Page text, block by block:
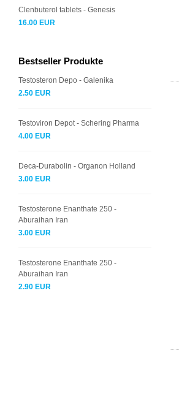
Clenbuterol tablets - Genesis
16.00 EUR
Bestseller Produkte
Testosteron Depo - Galenika
2.50 EUR
Testoviron Depot - Schering Pharma
4.00 EUR
Deca-Durabolin - Organon Holland
3.00 EUR
Testosterone Enanthate 250 -
Aburaihan Iran
3.00 EUR
Testosterone Enanthate 250 -
Aburaihan Iran
2.90 EUR